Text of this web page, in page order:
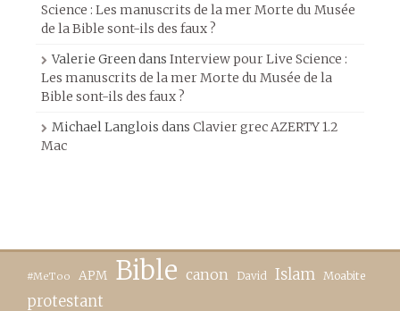
Science : Les manuscrits de la mer Morte du Musée
de la Bible sont-ils des faux ?
Valerie Greendans Interview pour Live Science :
Les manuscrits de la mer Morte du Musée de la
Bible sont-ils des faux ?
Michael Langlois dans Clavier grec AZERTY 1.2
Mac
#MeToo APM Bible canon David Islam Moabite
protestant